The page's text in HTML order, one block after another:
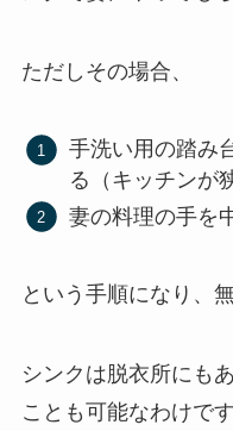
ただしその場合、
手洗い用の踏み
る（キッチンが
妻の料理の手を
という手順になり、
シンクは脱衣所にも
ことも可能なわけです